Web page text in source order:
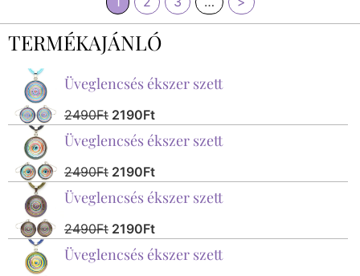
TERMÉKAJÁNLÓ
Üveglencsés ékszer szett
2490Ft 2190Ft
Üveglencsés ékszer szett
2490Ft 2190Ft
Üveglencsés ékszer szett
2490Ft 2190Ft
Üveglencsés ékszer szett